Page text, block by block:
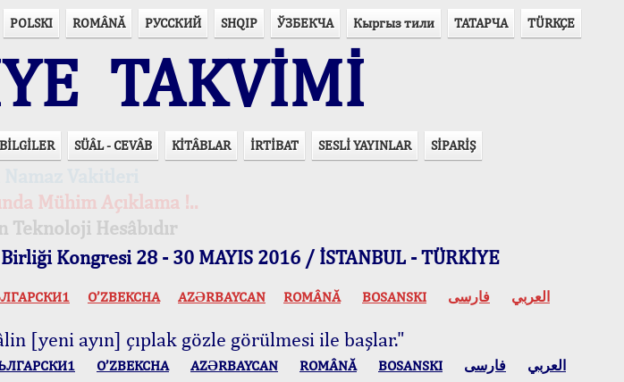
POLSKI ROMÂNĂ РУССКИЙ SHQIP ЎЗБЕКЧА Кыргыз тили ТАТАРЧА TÜRKÇE
TAKVİMİ
BİLGİLER SÜÂL - CEVÂB KİTÂBLAR İRTİBAT SESLİ YAYINLAR SİPARİŞ
Mühim Açıklama !..
Teknoloji Hesâbıdır
Kongresi 28 - 30 MAYIS 2016 / İSTANBUL - TÜRKİYE
O’ZBEKCHA AZӘRBAYCAN ROMÂNĂ BOSANSKI العربي فارسی
[yeni ayın] çıplak gözle görülmesi ile başlar."
O’ZBEKCHA AZӘRBAYCAN ROMÂNĂ BOSANSKI العربي فارسی